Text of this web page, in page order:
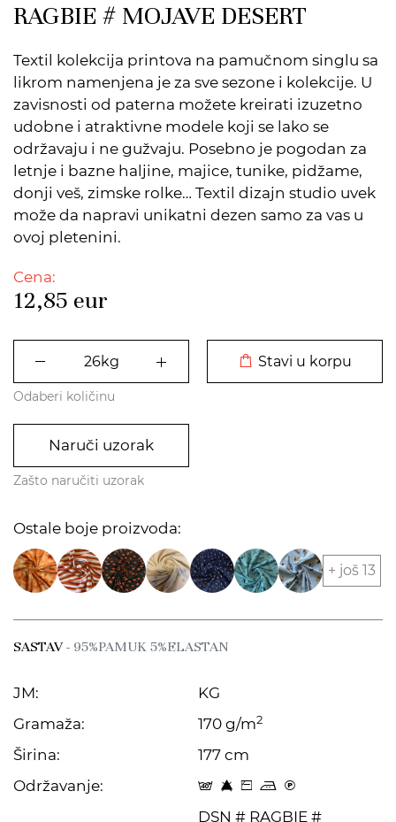
RAGBIE # MOJAVE DESERT
Textil kolekcija printova na pamučnom singlu sa
likrom namenjena je za sve sezone i kolekcije. U
zavisnosti od paterna možete kreirati izuzetno
udobne i atraktivne modele koji se lako se
održavaju i ne gužvaju. Posebno je pogodan za
letnje i bazne haljine, majice, tunike, pidžame,
donji veš, zimske rolke… Textil dizajn studio uvek
može da napravi unikatni dezen samo za vas u
ovoj pletenini.
Cena:
12,85 eur
Stavi u korpu
Odaberi količinu
Naruči uzorak
Zašto naručiti uzorak
Ostale boje proizvoda:
+ još 13
SASTAV- 95%PAMUK 5%ELASTAN
JM:
KG
Gramaža:
170 g/m2
Širina:
177 cm
Održavanje:
t 8 Z p C
DSN # RAGBIE #